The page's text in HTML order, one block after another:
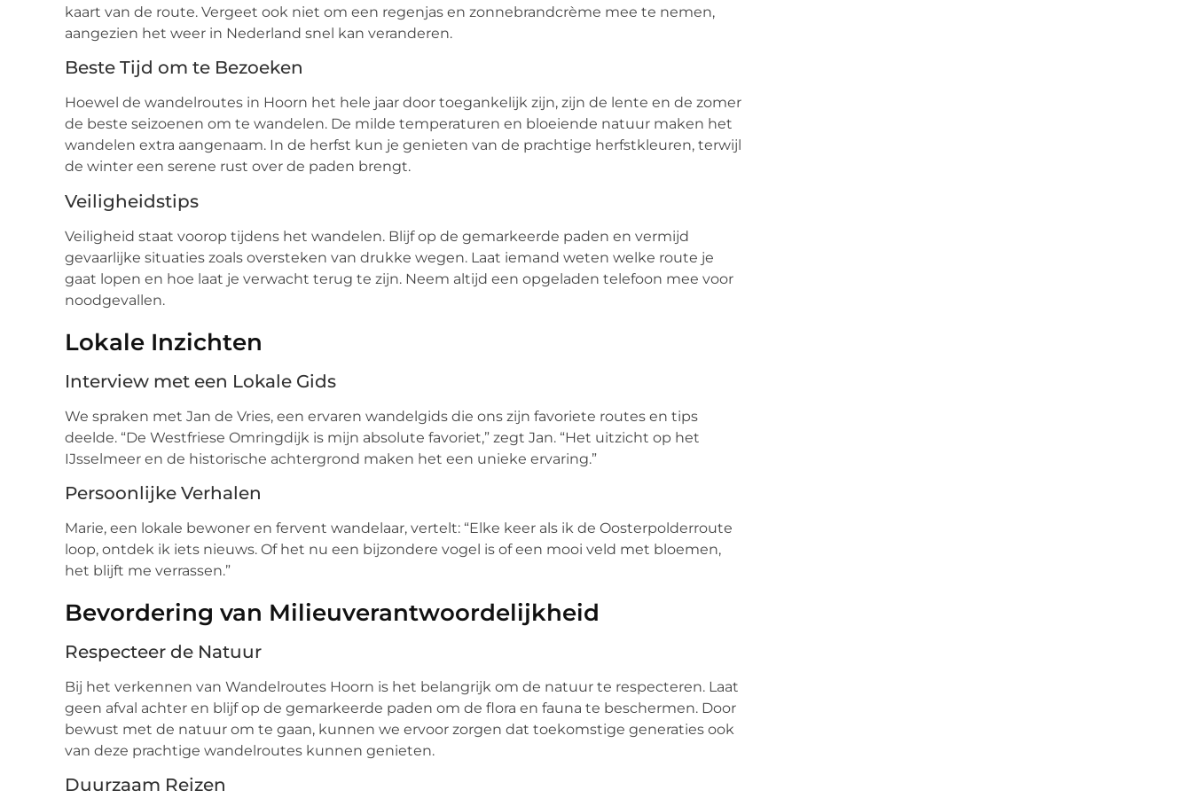
kaart van de route. Vergeet ook niet om een regenjas en zonnebrandcrème mee te nemen,
aangezien het weer in Nederland snel kan veranderen.
Beste Tijd om te Bezoeken
Hoewel de wandelroutes in Hoorn het hele jaar door toegankelijk zijn, zijn de lente en de zomer
de beste seizoenen om te wandelen. De milde temperaturen en bloeiende natuur maken het
wandelen extra aangenaam. In de herfst kun je genieten van de prachtige herfstkleuren, terwijl
de winter een serene rust over de paden brengt.
Veiligheidstips
Veiligheid staat voorop tijdens het wandelen. Blijf op de gemarkeerde paden en vermijd
gevaarlijke situaties zoals oversteken van drukke wegen. Laat iemand weten welke route je
gaat lopen en hoe laat je verwacht terug te zijn. Neem altijd een opgeladen telefoon mee voor
noodgevallen.
Lokale Inzichten
Interview met een Lokale Gids
We spraken met Jan de Vries, een ervaren wandelgids die ons zijn favoriete routes en tips
deelde. “De Westfriese Omringdijk is mijn absolute favoriet,” zegt Jan. “Het uitzicht op het
IJsselmeer en de historische achtergrond maken het een unieke ervaring.”
Persoonlijke Verhalen
Marie, een lokale bewoner en fervent wandelaar, vertelt: “Elke keer als ik de Oosterpolderroute
loop, ontdek ik iets nieuws. Of het nu een bijzondere vogel is of een mooi veld met bloemen,
het blijft me verrassen.”
Bevordering van Milieuverantwoordelijkheid
Respecteer de Natuur
Bij het verkennen van Wandelroutes Hoorn is het belangrijk om de natuur te respecteren. Laat
geen afval achter en blijf op de gemarkeerde paden om de flora en fauna te beschermen. Door
bewust met de natuur om te gaan, kunnen we ervoor zorgen dat toekomstige generaties ook
van deze prachtige wandelroutes kunnen genieten.
Duurzaam Reizen